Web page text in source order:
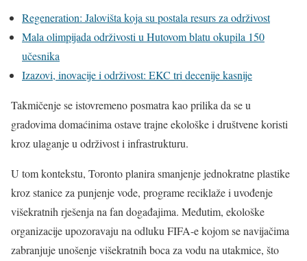
Regeneration: Jalovišta koja su postala resurs za održivost
Mala olimpijada održivosti u Hutovom blatu okupila 150
učesnika
Izazovi, inovacije i održivost: EKC tri decenije kasnije
Takmičenje se istovremeno posmatra kao prilika da se u
gradovima domaćinima ostave trajne ekološke i društvene koristi
kroz ulaganje u održivost i infrastrukturu.
U tom kontekstu, Toronto planira smanjenje jednokratne plastike
kroz stanice za punjenje vode, programe reciklaže i uvođenje
višekratnih rješenja na fan događajima. Međutim, ekološke
organizacije upozoravaju na odluku FIFA-e kojom se navijačima
zabranjuje unošenje višekratnih boca za vodu na utakmice, što